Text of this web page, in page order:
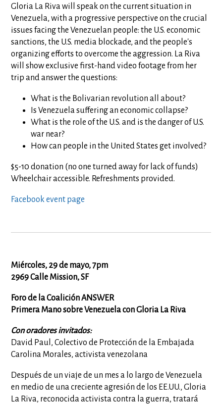
Gloria La Riva will speak on the current situation in
Venezuela, with a progressive perspective on the crucial
issues facing the Venezuelan people: the U.S. economic
sanctions, the U.S. media blockade, and the people's
organizing efforts to overcome the aggression. La Riva
will show exclusive first-hand video footage from her
trip and answer the questions:
What is the Bolivarian revolution all about?
Is Venezuela suffering an economic collapse?
What is the role of the U.S. and is the danger of U.S.
war near?
How can people in the United States get involved?
$5-10 donation (no one turned away for lack of funds)
Wheelchair accessible. Refreshments provided.
Facebook event page
Miércoles, 29 de mayo, 7pm
2969 Calle Mission, SF
Foro de la Coalición ANSWER
Primera Mano sobre Venezuela con Gloria La Riva
Con oradores invitados:
David Paul, Colectivo de Protección de la Embajada
Carolina Morales, activista venezolana
Después de un viaje de un mes a lo largo de Venezuela
en medio de una creciente agresión de los EE.UU., Gloria
La Riva, reconocida activista contra la guerra, tratará